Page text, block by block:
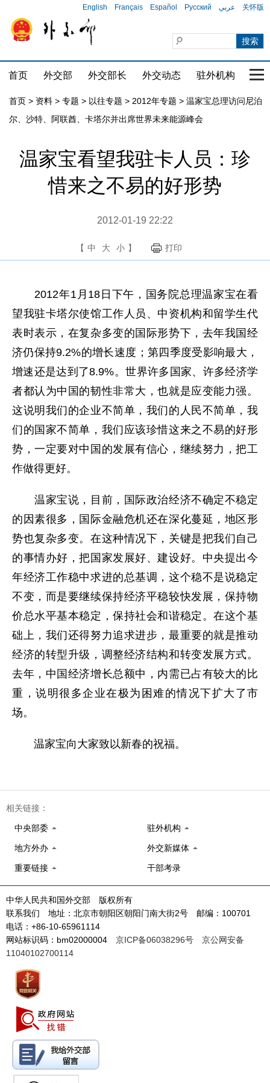
English Français Español Русский عربي 关怀版
首页 外交部 外交部长 外交动态 驻外机构 国
首页 > 资料 > 专题 > 以往专题 > 2012年专题 > 温家宝总理访问尼泊
尔、沙特、阿联酋、卡塔尔并出席世界未来能源峰会
温家宝看望我驻卡人员：珍
惜来之不易的好形势
2012-01-19 22:22
【 中 大 小 】 打印
2012年1月18日下午，国务院总理温家宝在看
望我驻卡塔尔使馆工作人员、中资机构和留学生代
表时表示，在复杂多变的国际形势下，去年我国经
济仍保持9.2%的增长速度；第四季度受影响最大，
增速还是达到了8.9%。世界许多国家、许多经济学
者都认为中国的韧性非常大，也就是应变能力强。
这说明我们的企业不简单，我们的人民不简单，我
们的国家不简单，我们应该珍惜这来之不易的好形
势，一定要对中国的发展有信心，继续努力，把工
作做得更好。
温家宝说，目前，国际政治经济不确定不稳定
的因素很多，国际金融危机还在深化蔓延，地区形
势也复杂多变。在这种情况下，关键是把我们自己
的事情办好，把国家发展好、建设好。中央提出今
年经济工作稳中求进的总基调，这个稳不是说稳定
不变，而是要继续保持经济平稳较快发展，保持物
价总水平基本稳定，保持社会和谐稳定。在这个基
础上，我们还得努力追求进步，最重要的就是推动
经济的转型升级，调整经济结构和转变发展方式。
去年，中国经济增长总额中，内需已占有较大的比
重，说明很多企业在极为困难的情况下扩大了市
场。
温家宝向大家致以新春的祝福。
相关链接：
中央部委 驻外机构
地方外办 外交新媒体
重要链接 干部考录
中华人民共和国外交部 版权所有
联系我们 地址：北京市朝阳区朝阳门南大街2号 邮编：100701
电话：+86-10-65961114
网站标识码：bm02000004 京ICP备06038296号
京公网安备
11040102700114